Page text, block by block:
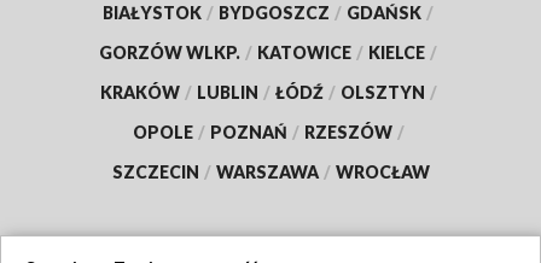
BIAŁYSTOK / BYDGOSZCZ / GDAŃSK /
GORZÓW WLKP. / KATOWICE / KIELCE /
KRAKÓW / LUBLIN / ŁÓDŹ / OLSZTYN /
OPOLE / POZNAŃ / RZESZÓW /
SZCZECIN / WARSZAWA / WROCŁAW